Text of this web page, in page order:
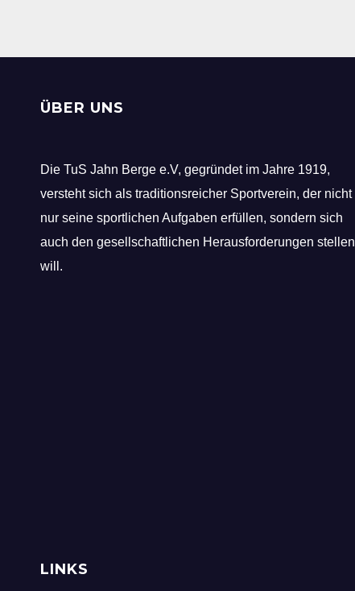
ÜBER UNS
Die TuS Jahn Berge e.V, gegründet im Jahre 1919,
versteht sich als traditionsreicher Sportverein, der nicht
nur seine sportlichen Aufgaben erfüllen, sondern sich
auch den gesellschaftlichen Herausforderungen stellen
will.
LINKS